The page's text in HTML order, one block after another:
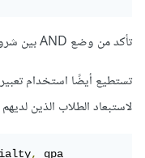
تأكد من وضع AND بين شروط الـ IN و NOT IN.
لاستبعاد الطلاب الذين لديهم
,
gpa